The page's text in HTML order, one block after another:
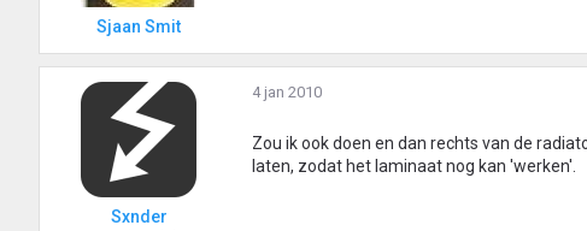
Sjaan Smit
Sxnder
4 jan 2010
Zou ik ook doen en dan rechts van de
laten, zodat het laminaat nog kan 'werken'.